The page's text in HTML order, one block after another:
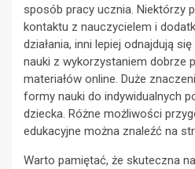
sposób pracy ucznia. Niektórzy
kontaktu z nauczycielem i
działania, inni lepiej odnajdują
nauki z wykorzystaniem dobrze
materiałów online. Duże
formy nauki do indywidualnych
dziecka. Różne możliwości
edukacyjne można znaleźć na
Warto pamiętać, że skuteczna